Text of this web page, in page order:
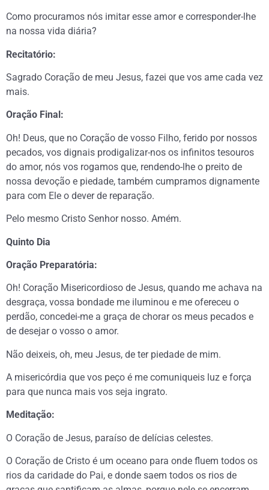
Como procuramos nós imitar esse amor e corresponder-lhe
na nossa vida diária?
Recitatório:
Sagrado Coração de meu Jesus, fazei que vos ame cada vez
mais.
Oração Final:
Oh! Deus, que no Coração de vosso Filho, ferido por nossos
pecados, vos dignais prodigalizar-nos os infinitos tesouros
do amor, nós vos rogamos que, rendendo-lhe o preito de
nossa devoção e piedade, também cumpramos dignamente
para com Ele o dever de reparação.
Pelo mesmo Cristo Senhor nosso. Amém.
Quinto Dia
Oração Preparatória:
Oh! Coração Misericordioso de Jesus, quando me achava na
desgraça, vossa bondade me iluminou e me ofereceu o
perdão, concedei-me a graça de chorar os meus pecados e
de desejar o vosso o amor.
Não deixeis, oh, meu Jesus, de ter piedade de mim.
A misericórdia que vos peço é me comuniqueis luz e força
para que nunca mais vos seja ingrato.
Meditação:
O Coração de Jesus, paraíso de delícias celestes.
O Coração de Cristo é um oceano para onde fluem todos os
rios da caridade do Pai, e donde saem todos os rios de